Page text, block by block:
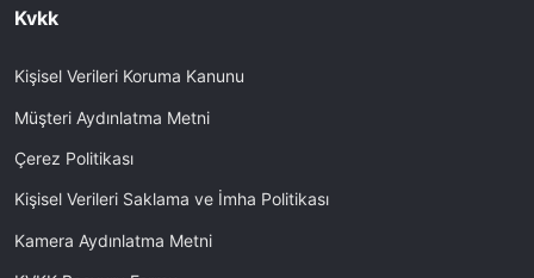
Kvkk
Kişisel Verileri Koruma Kanunu
Müşteri Aydınlatma Metni
Çerez Politikası
Kişisel Verileri Saklama ve İmha Politikası
Kamera Aydınlatma Metni